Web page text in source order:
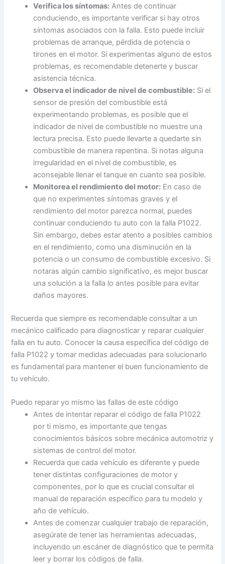
Verifica los síntomas: Antes de continuar
conduciendo, es importante verificar si hay otros
síntomas asociados con la falla. Esto puede incluir
problemas de arranque, pérdida de potencia o
tirones en el motor. Si experimentas alguno de estos
problemas, es recomendable detenerte y buscar
asistencia técnica.
Observa el indicador de nivel de combustible: Si el
sensor de presión del combustible está
experimentando problemas, es posible que el
indicador de nivel de combustible no muestre una
lectura precisa. Esto puede llevarte a quedarte sin
combustible de manera repentina. Si notas alguna
irregularidad en el nivel de combustible, es
aconsejable llenar el tanque en cuanto sea posible.
Monitorea el rendimiento del motor: En caso de
que no experimentes síntomas graves y el
rendimiento del motor parezca normal, puedes
continuar conduciendo tu auto con la falla P1022.
Sin embargo, debes estar atento a posibles cambios
en el rendimiento, como una disminución en la
potencia o un consumo de combustible excesivo. Si
notaras algún cambio significativo, es mejor buscar
una solución a la falla lo antes posible para evitar
daños mayores.
Recuerda que siempre es recomendable consultar a un
mecánico calificado para diagnosticar y reparar cualquier
falla en tu auto. Conocer la causa específica del código de
falla P1022 y tomar medidas adecuadas para solucionarlo
es fundamental para mantener el buen funcionamiento de
tu vehículo.
Puedo reparar yo mismo las fallas de este código
Antes de intentar reparar el código de falla P1022
por ti mismo, es importante que tengas
conocimientos básicos sobre mecánica automotriz y
sistemas de control del motor.
Recuerda que cada vehículo es diferente y puede
tener distintas configuraciones de motor y
componentes, por lo que es crucial consultar el
manual de reparación específico para tu modelo y
año de vehículo.
Antes de comenzar cualquier trabajo de reparación,
asegúrate de tener las herramientas adecuadas,
incluyendo un escáner de diagnóstico que te permita
leer y borrar los códigos de falla.